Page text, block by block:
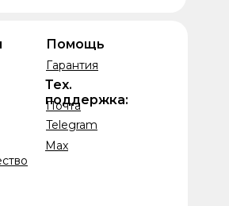
Помощь
Гарантия
Telegram
Почта
Тех.
поддержка:
Max